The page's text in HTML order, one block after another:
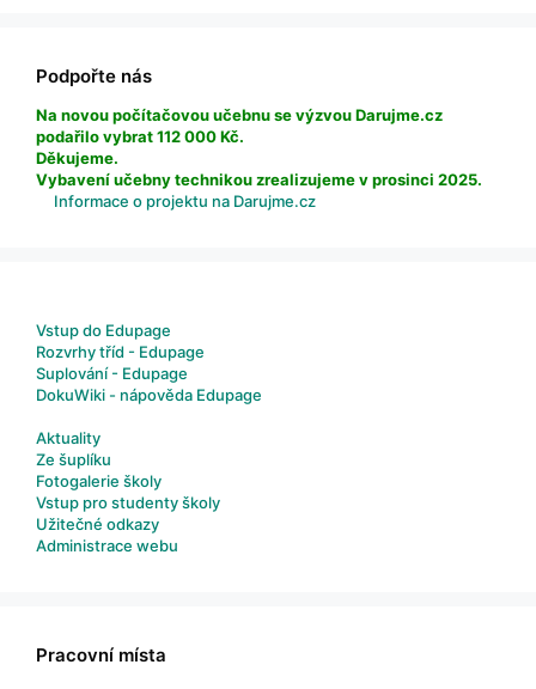
Podpořte nás
Na novou počítačovou učebnu se výzvou Darujme.cz
podařilo vybrat 112 000 Kč.
Děkujeme.
Vybavení učebny technikou zrealizujeme v prosinci 2025.
Informace o projektu na Darujme.cz
Vstup do Edupage
Rozvrhy tříd - Edupage
Suplování - Edupage
DokuWiki - nápověda Edupage
Aktuality
Ze šuplíku
Fotogalerie školy
Vstup pro studenty školy
Užitečné odkazy
Administrace webu
Pracovní místa